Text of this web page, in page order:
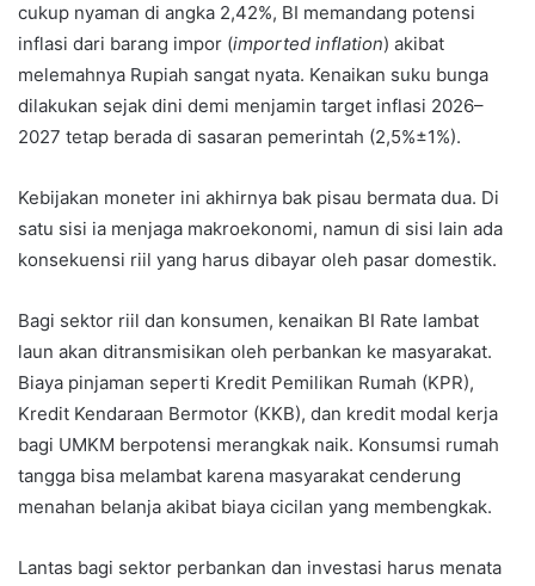
cukup nyaman di angka 2,42%, BI memandang potensi
inflasi dari barang impor (imported inflation) akibat
melemahnya Rupiah sangat nyata. Kenaikan suku bunga
dilakukan sejak dini demi menjamin target inflasi 2026–
2027 tetap berada di sasaran pemerintah (2,5%±1%).
Kebijakan moneter ini akhirnya bak pisau bermata dua. Di
satu sisi ia menjaga makroekonomi, namun di sisi lain ada
konsekuensi riil yang harus dibayar oleh pasar domestik.
Bagi sektor riil dan konsumen, kenaikan BI Rate lambat
laun akan ditransmisikan oleh perbankan ke masyarakat.
Biaya pinjaman seperti Kredit Pemilikan Rumah (KPR),
Kredit Kendaraan Bermotor (KKB), dan kredit modal kerja
bagi UMKM berpotensi merangkak naik. Konsumsi rumah
tangga bisa melambat karena masyarakat cenderung
menahan belanja akibat biaya cicilan yang membengkak.
Lantas bagi sektor perbankan dan investasi harus menata